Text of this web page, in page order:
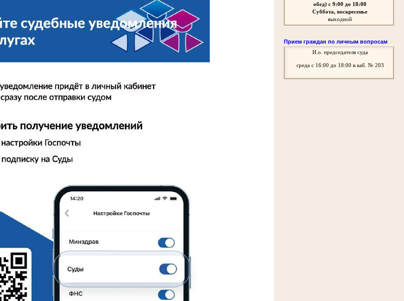
обед) с 9:00 до 18:00
Суббота, воскресенье
выходной
Прием граждан по личным вопросам
И.о. председателя суда
среда с 16:00 до 18:00 в каб. № 203